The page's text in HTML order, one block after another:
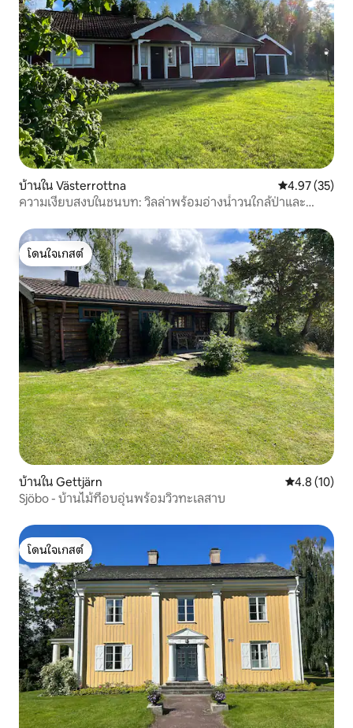
บ้านใน Västerrottna คะแนนเฉลี่ย
4.97 (35)
ความเงียบสงบในชนบท: วิลล่าพร้อมอ่างน้ำวนใกล้ป่าและ
โดนใจเกสต์
โดนใจเกสต์
บ้านใน Gettjärn คะแนนเฉลี่ย
4.8 (10)
Sjöbo - บ้านไม้ที่อบอุ่นพร้อมวิวทะเลสาบ
โดนใจเกสต์
โดนใจเกสต์